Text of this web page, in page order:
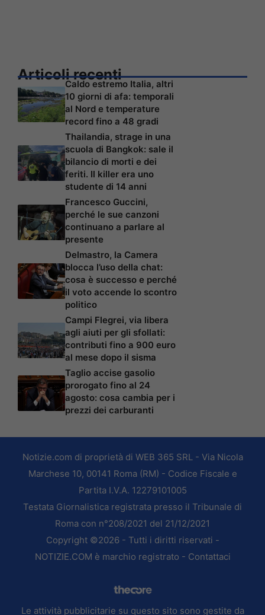
Articoli recenti
Caldo estremo Italia, altri
10 giorni di afa: temporali
al Nord e temperature
record fino a 48 gradi
Thailandia, strage in una
scuola di Bangkok: sale il
bilancio di morti e dei
feriti. Il killer era uno
studente di 14 anni
Francesco Guccini,
perché le sue canzoni
continuano a parlare al
presente
Delmastro, la Camera
blocca l’uso della chat:
cosa è successo e perché
il voto accende lo scontro
politico
Campi Flegrei, via libera
agli aiuti per gli sfollati:
contributi fino a 900 euro
al mese dopo il sisma
Taglio accise gasolio
prorogato fino al 24
agosto: cosa cambia per i
prezzi dei carburanti
Notizie.com di proprietà di WEB 365 SRL - Via Nicola
Marchese 10, 00141 Roma (RM) - Codice Fiscale e
Partita I.V.A. 12279101005
Testata Giornalistica registrata presso il Tribunale di
Roma con n°208/2021 del 21/12/2021
Copyright ©2026 - Tutti i diritti riservati -
NOTIZIE.COM è marchio registrato - Contattaci
Le attività pubblicitarie su questo sito sono gestite da